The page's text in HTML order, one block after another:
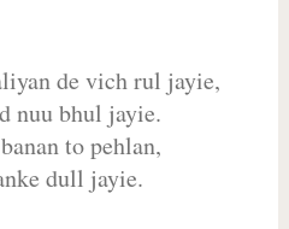
de vich rul jayie,
nuu bhul jayie.
to pehlan,
dull jayie.